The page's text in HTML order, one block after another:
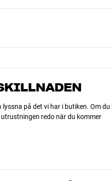
på det vi har i butiken. Om du
redo när du kommer